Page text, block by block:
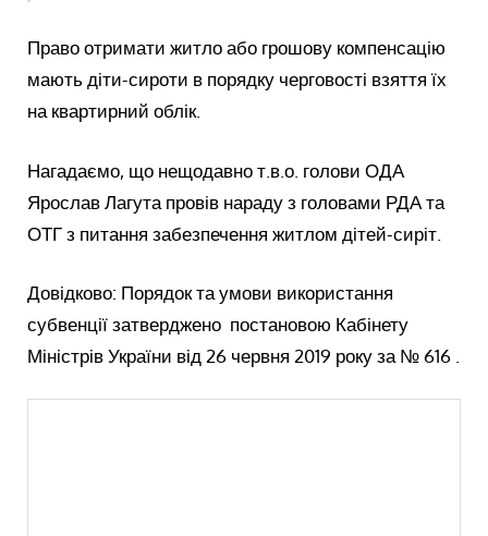
Право отримати житло або грошову компенсацію
мають діти-сироти в порядку черговості взяття їх
на квартирний облік.
Нагадаємо, що нещодавно т.в.о. голови ОДА
Ярослав Лагута провів нараду з головами РДА та
ОТГ з питання забезпечення житлом дітей-сиріт.
Довідково: Порядок та умови використання
субвенції затверджено постановою Кабінету
Міністрів України від 26 червня 2019 року за № 616 .